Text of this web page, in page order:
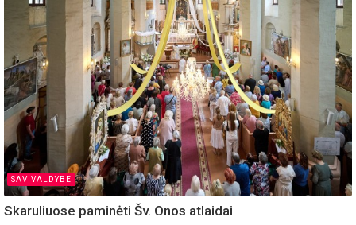
SAVIVALDYBE
Skaruliuose paminėti Šv. Onos atlaidai